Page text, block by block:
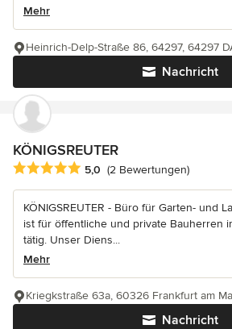
Mehr
Nachricht
Heinrich-Delp-Straße 86, 64297, 64297
KÖNIGSREUTER
Durchschnittliche Bewertung: 5 von 5
5,0 (2 Bewertungen)
KÖNIGSREUTER - Büro für Garten- und
ist für öffentliche und private Bauherren
tätig. Unser Diens...
Mehr
Nachricht
Kriegkstraße 63a, 60326 Frankfurt am